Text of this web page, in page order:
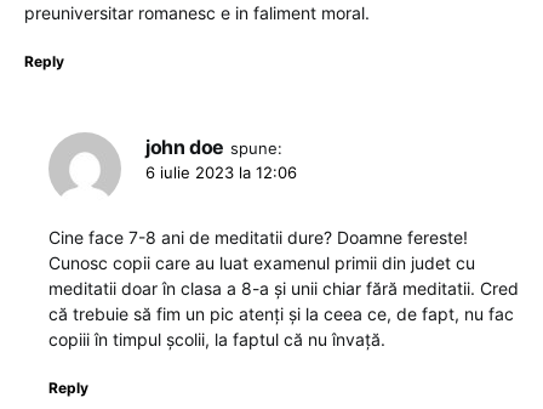
preuniversitar romanesc e in faliment moral.
Reply
john doe spune:
6 iulie 2023 la 12:06
Cine face 7-8 ani de meditatii dure? Doamne fereste!
Cunosc copii care au luat examenul primii din judet cu
meditatii doar în clasa a 8-a și unii chiar fără meditatii. Cred
că trebuie să fim un pic atenți și la ceea ce, de fapt, nu fac
copiii în timpul școlii, la faptul că nu învață.
Reply